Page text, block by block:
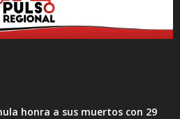
honra a sus muertos con 29